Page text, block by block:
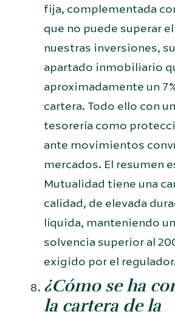
fija, complementada
que no puede superar el
nuestras inversiones,
apartado inmobiliario
aproximadamente un
cartera. Todo ello con
tesorería como
ante movimientos
mercados. El resumen
Mutualidad tiene una
calidad, de elevada
líquida, manteniendo
solvencia superior al
exigido por el
¿Cómo se ha
la cartera de la